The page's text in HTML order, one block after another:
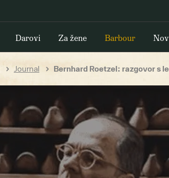
Darovi Za žene Barbour
Journal Bernhard Roetzel: razgovor s